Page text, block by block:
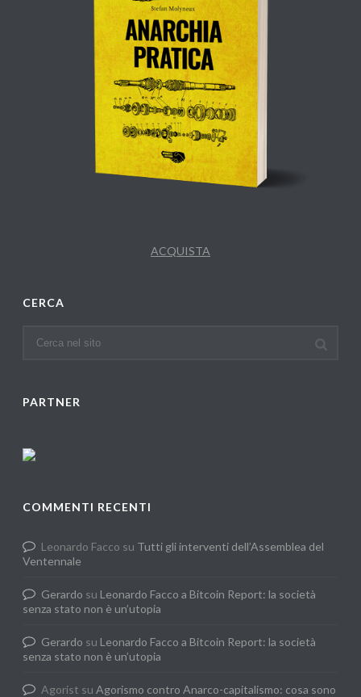
ACQUISTA
CERCA
PARTNER
COMMENTI RECENTI
Leonardo Facco su Tutti gli interventi dell’Assemblea del
Ventennale
Gerardo su Leonardo Facco a Bitcoin Report: la società
senza stato non è un’utopia
Gerardo su Leonardo Facco a Bitcoin Report: la società
senza stato non è un’utopia
Agorist suAgorismo contro Anarco-capitalismo: cosa sono